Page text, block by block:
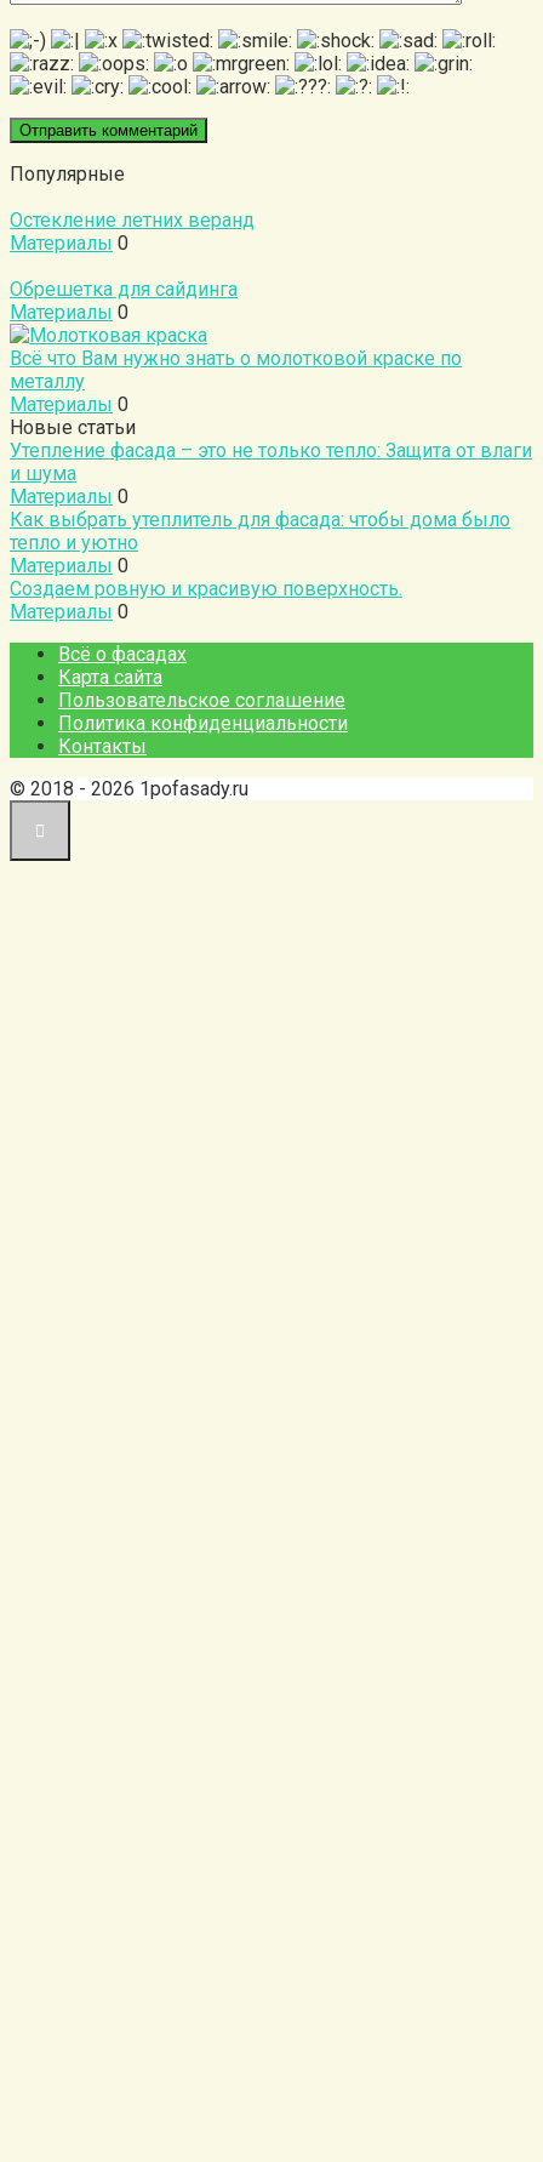
Популярные
Остекление летних веранд
Материалы 0
Обрешетка для сайдинга
Материалы 0
Всё что Вам нужно знать о молотковой краске по
металлу
Материалы 0
Новые статьи
Утепление фасада – это не только тепло: Защита от влаги
и шума
Материалы 0
Как выбрать утеплитель для фасада: чтобы дома было
тепло и уютно
Материалы 0
Создаем ровную и красивую поверхность.
Материалы 0
Всё о фасадах
Карта сайта
Пользовательское соглашение
Политика конфиденциальности
Контакты
© 2018 - 2026 1pofasady.ru